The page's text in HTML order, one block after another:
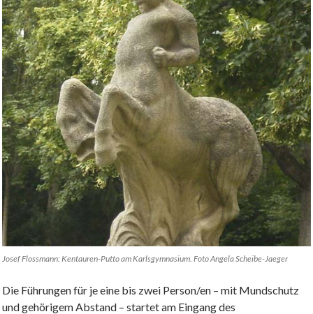
Josef Flossmann: Kentauren-Putto am Karlsgymnasium. Foto Angela Scheibe-Jaeger
Die Führungen für je eine bis zwei Person/en – mit Mundschutz
und gehörigem Abstand – startet am Eingang des